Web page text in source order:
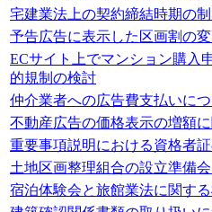
宅建業法上の契約締結時期の
予告広告に表示した区画割の
ECサイト上でマンション購入
的規制の検討
仲介業者への広告費支払いに
不動産広告の価格表示の増額
重要事項説明における資格者
土地区画整理組合の設立準備
宿泊体験会と旅館業法に関す